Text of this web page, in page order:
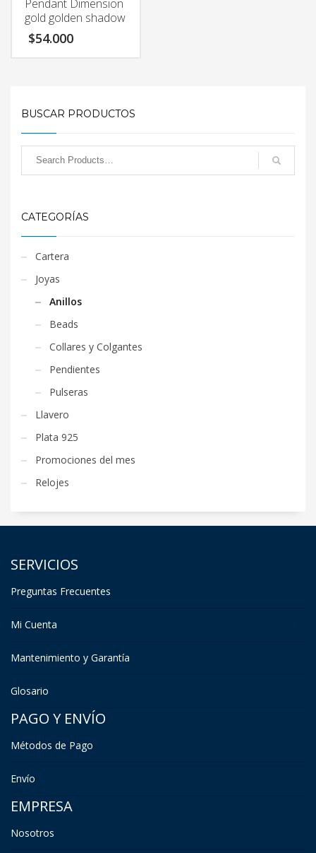
Pendant Dimension
gold golden shadow
$54.000
BUSCAR PRODUCTOS
CATEGORÍAS
Cartera
Joyas
Anillos
Beads
Collares y Colgantes
Pendientes
Pulseras
Llavero
Plata 925
Promociones del mes
Relojes
SERVICIOS
Preguntas Frecuentes
Mi Cuenta
Mantenimiento y Garantía
Glosario
PAGO Y ENVÍO
Métodos de Pago
Envío
EMPRESA
Nosotros